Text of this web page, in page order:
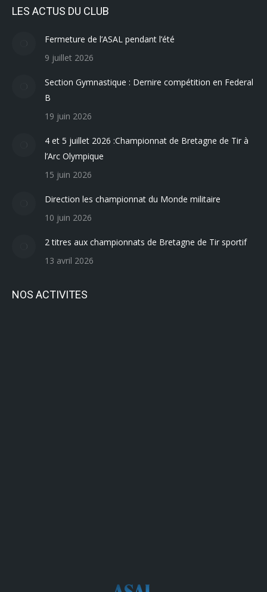
LES ACTUS DU CLUB
Fermeture de l’ASAL pendant l’été
9 juillet 2026
Section Gymnastique : Dernire compétition en Federal
B
19 juin 2026
4 et 5 juillet 2026 :Championnat de Bretagne de Tir à
l’Arc Olympique
15 juin 2026
Direction les championnat du Monde militaire
10 juin 2026
2 titres aux championnats de Bretagne de Tir sportif
13 avril 2026
NOS ACTIVITES